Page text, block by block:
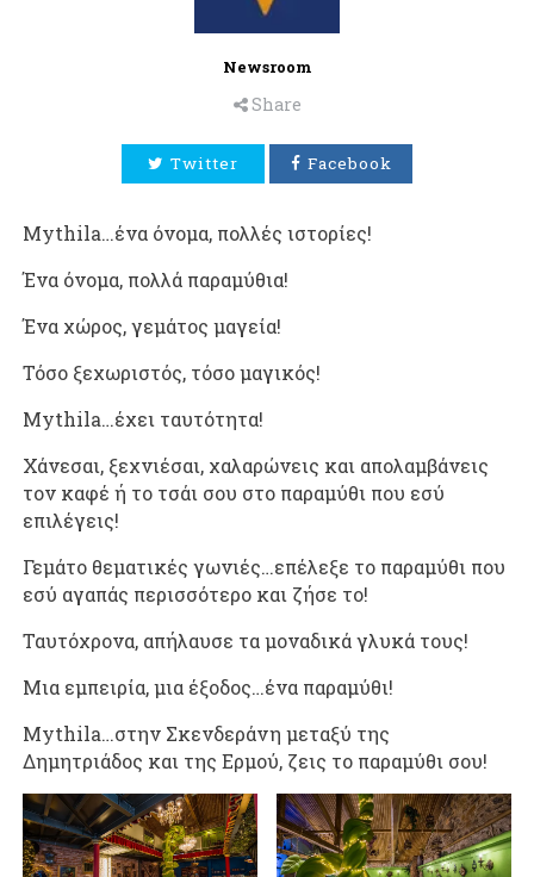
Newsroom
Share
Twitter Facebook
Mythila…ένα όνομα, πολλές ιστορίες!
Ένα όνομα, πολλά παραμύθια!
Ένα χώρος, γεμάτος μαγεία!
Τόσο ξεχωριστός, τόσο μαγικός!
Mythila…έχει ταυτότητα!
Χάνεσαι, ξεχνιέσαι, χαλαρώνεις και απολαμβάνεις
τον καφέ ή το τσάι σου στο παραμύθι που εσύ
επιλέγεις!
Γεμάτο θεματικές γωνιές…επέλεξε το παραμύθι που
εσύ αγαπάς περισσότερο και ζήσε το!
Ταυτόχρονα, απήλαυσε τα μοναδικά γλυκά τους!
Μια εμπειρία, μια έξοδος…ένα παραμύθι!
Mythila…στην Σκενδεράνη μεταξύ της
Δημητριάδος και της Ερμού, ζεις το παραμύθι σου!